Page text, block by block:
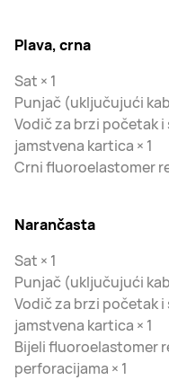
Plava, crna
Sat × 1
Punjač (uključujući
Vodič za brzi početak
jamstvena kartica × 1
Crni fluoroelastomer
Narančasta
Sat × 1
Punjač (uključujući
Vodič za brzi početak
jamstvena kartica × 1
Bijeli fluoroelastomer
perforacijama × 1